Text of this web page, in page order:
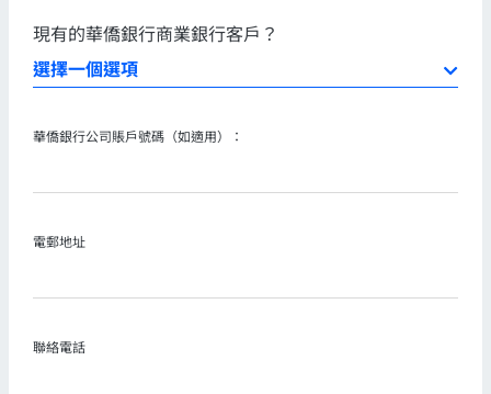
現有的華僑銀行商業銀行客戶？
華僑銀行公司賬戶號碼（如適用）：
電郵地址
聯絡電話